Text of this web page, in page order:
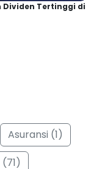
Dividen Tertinggi di
Asuransi (1)
(71)